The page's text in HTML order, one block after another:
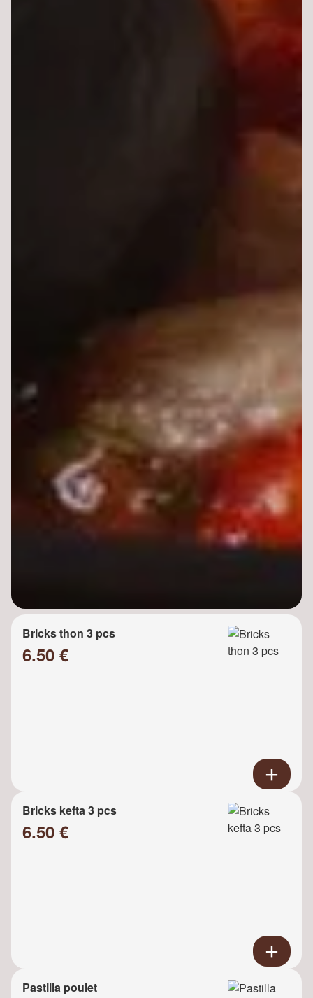
Bricks thon 3 pcs
6.50 €
Bricks kefta 3 pcs
6.50 €
Pastilla poulet